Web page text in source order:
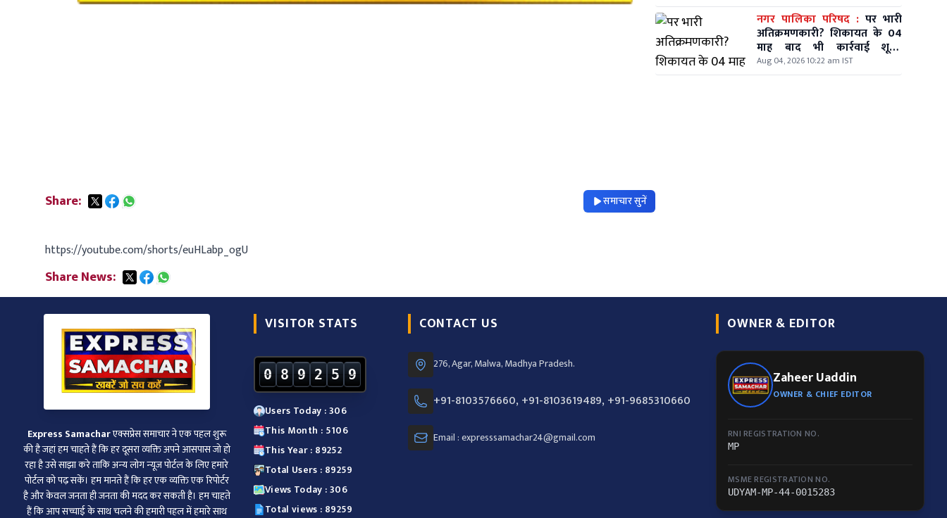
Share: समाचार सुनें
https://youtube.com/shorts/euHLabp_ogU
Share News:
नगर पालिका परिषद : पर भारी
अतिक्रमणकारी? शिकायत के 04
माह बाद भी कार्रवाई शून्य,
वार्डवासियों में आक्रोश
Aug 04, 2026 10:22 am IST
Express Samacharएक्सप्रेस समाचार ने एक पहल शुरू
की है जहां हम चाहते हैं कि हर दूसरा व्‍यक्ति अपने आसपास जो हो
रहा है उसे साझा करे ताकि अन्‍य लोग न्‍यूज पोर्टल के लिए हमारे
पोर्टल को पढ़ सकें। हम मानते हैं कि हर एक व्यक्ति एक रिपोर्टर
है और केवल जनता ही जनता की मदद कर सकती है। हम चाहते
हैं कि आप सच्चाई के साथ चलने की हमारी पहल में हमारे साथ
VISITOR STATS
0 8 9 2 5 9
Users Today : 306
This Month : 5106
This Year : 89252
Total Users : 89259
Views Today : 306
Total views : 89259
CONTACT US
276, Agar, Malwa, Madhya Pradesh.
+91-8103576660, +91-8103619489, +91-9685310660
Email : expresssamachar24@gmail.com
OWNER & EDITOR
Zaheer Uaddin
OWNER & CHIEF EDITOR
RNI REGISTRATION NO.
MP
MSME REGISTRATION NO.
UDYAM-MP-44-0015283